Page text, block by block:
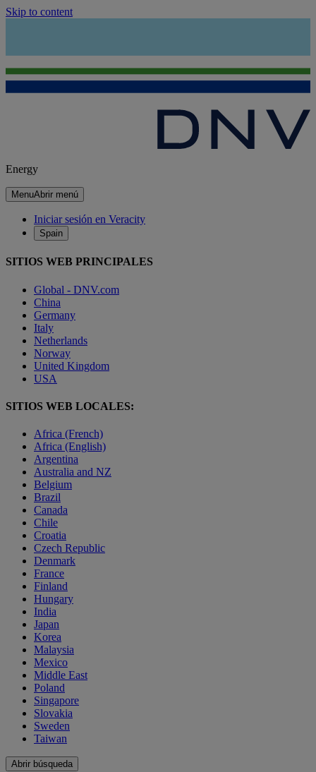
Skip to content
Energy
MenuAbrir menú
Iniciar sesión en Veracity
Spain
SITIOS WEB PRINCIPALES
Global - DNV.com
China
Germany
Italy
Netherlands
Norway
United Kingdom
USA
SITIOS WEB LOCALES:
Africa (French)
Africa (English)
Argentina
Australia and NZ
Belgium
Brazil
Canada
Chile
Croatia
Czech Republic
Denmark
France
Finland
Hungary
India
Japan
Korea
Malaysia
Mexico
Middle East
Poland
Singapore
Slovakia
Sweden
Taiwan
Abrir búsqueda